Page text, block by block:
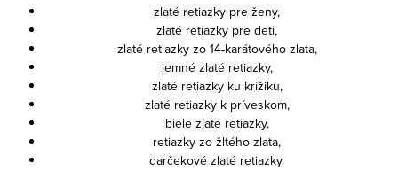
zlaté retiazky pre ženy,
zlaté retiazky pre deti,
zlaté retiazky zo 14-karátového zlata,
jemné zlaté retiazky,
zlaté retiazky ku krížiku,
zlaté retiazky k príveskom,
biele zlaté retiazky,
retiazky zo žltého zlata,
darčekové zlaté retiazky.